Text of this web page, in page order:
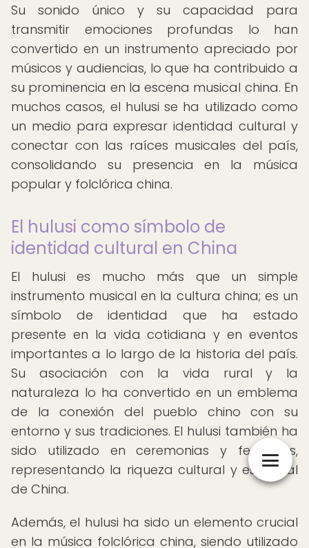
Su sonido único y su capacidad para
transmitir emociones profundas lo han
convertido en un instrumento apreciado por
músicos y audiencias, lo que ha contribuido a
su prominencia en la escena musical china. En
muchos casos, el hulusi se ha utilizado como
un medio para expresar identidad cultural y
conectar con las raíces musicales del país,
consolidando su presencia en la música
popular y folclórica china.
El hulusi como símbolo de
identidad cultural en China
El hulusi es mucho más que un simple
instrumento musical en la cultura china; es un
símbolo de identidad que ha estado
presente en la vida cotidiana y en eventos
importantes a lo largo de la historia del país.
Su asociación con la vida rural y la
naturaleza lo ha convertido en un emblema
de la conexión del pueblo chino con su
entorno y sus tradiciones. El hulusi también ha
sido utilizado en ceremonias y festivales,
representando la riqueza cultural y espiritual
de China.
Además, el hulusi ha sido un elemento crucial
en la música folclórica china, siendo utilizado